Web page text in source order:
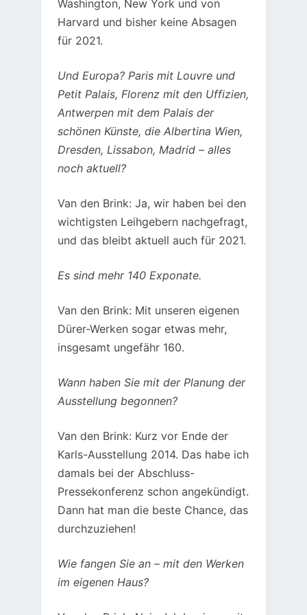
Washington, New York und von
Harvard und bisher keine Absagen
für 2021.
Und Europa? Paris mit Louvre und
Petit Palais, Florenz mit den Uffizien,
Antwerpen mit dem Palais der
schönen Künste, die Albertina Wien,
Dresden, Lissabon, Madrid – alles
noch aktuell?
Van den Brink: Ja, wir haben bei den
wichtigsten Leihgebern nachgefragt,
und das bleibt aktuell auch für 2021.
Es sind mehr 140 Exponate.
Van den Brink: Mit unseren eigenen
Dürer-Werken sogar etwas mehr,
insgesamt ungefähr 160.
Wann haben Sie mit der Planung der
Ausstellung begonnen?
Van den Brink: Kurz vor Ende der
Karls-Ausstellung 2014. Das habe ich
damals bei der Abschluss-
Pressekonferenz schon angekündigt.
Dann hat man die beste Chance, das
durchzuziehen!
Wie fangen Sie an – mit den Werken
im eigenen Haus?